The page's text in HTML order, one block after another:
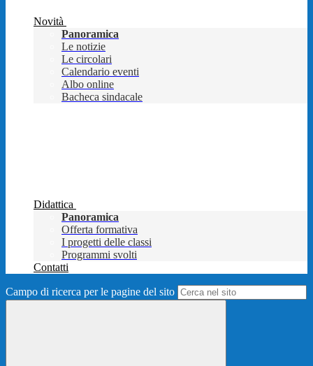
Novità
Panoramica
Le notizie
Le circolari
Calendario eventi
Albo online
Bacheca sindacale
Didattica
Panoramica
Offerta formativa
I progetti delle classi
Programmi svolti
Contatti
Campo di ricerca per le pagine del sito